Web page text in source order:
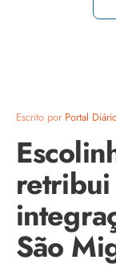
Escrito por Portal
retribui
São